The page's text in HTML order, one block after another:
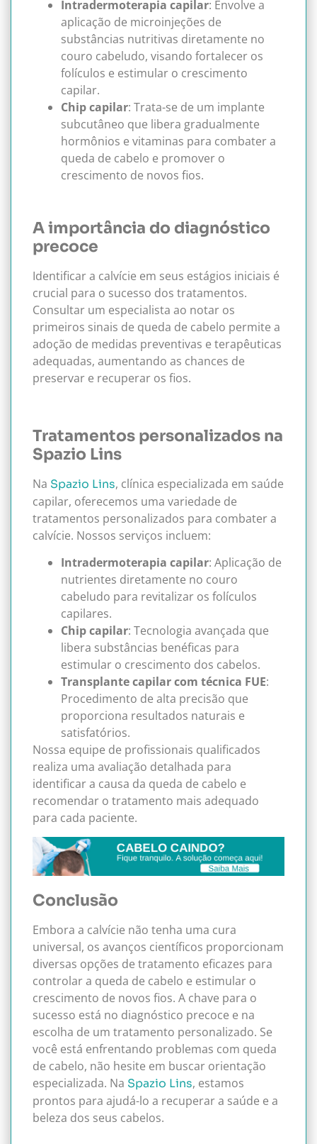
Intradermoterapia capilar: Envolve a
aplicação de microinjeções de
substâncias nutritivas diretamente no
couro cabeludo, visando fortalecer os
folículos e estimular o crescimento
capilar.
Chip capilar: Trata-se de um implante
subcutâneo que libera gradualmente
hormônios e vitaminas para combater a
queda de cabelo e promover o
crescimento de novos fios.
A importância do diagnóstico
precoce
Identificar a calvície em seus estágios iniciais é
crucial para o sucesso dos tratamentos.
Consultar um especialista ao notar os
primeiros sinais de queda de cabelo permite a
adoção de medidas preventivas e terapêuticas
adequadas, aumentando as chances de
preservar e recuperar os fios.
Tratamentos personalizados na
Spazio Lins
Na Spazio Lins, clínica especializada em saúde
capilar, oferecemos uma variedade de
tratamentos personalizados para combater a
calvície. Nossos serviços incluem:
Intradermoterapia capilar: Aplicação de
nutrientes diretamente no couro
cabeludo para revitalizar os folículos
capilares.
Chip capilar: Tecnologia avançada que
libera substâncias benéficas para
estimular o crescimento dos cabelos.
Transplante capilar com técnica FUE:
Procedimento de alta precisão que
proporciona resultados naturais e
satisfatórios.
Nossa equipe de profissionais qualificados
realiza uma avaliação detalhada para
identificar a causa da queda de cabelo e
recomendar o tratamento mais adequado
para cada paciente.
Conclusão
Embora a calvície não tenha uma cura
universal, os avanços científicos proporcionam
diversas opções de tratamento eficazes para
controlar a queda de cabelo e estimular o
crescimento de novos fios. A chave para o
sucesso está no diagnóstico precoce e na
escolha de um tratamento personalizado. Se
você está enfrentando problemas com queda
de cabelo, não hesite em buscar orientação
especializada. Na Spazio Lins, estamos
prontos para ajudá-lo a recuperar a saúde e a
beleza dos seus cabelos.